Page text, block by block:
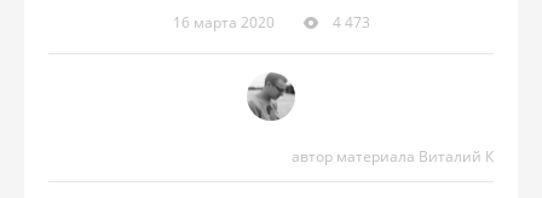
16 марта 2020 4 473
автор материала Виталий К